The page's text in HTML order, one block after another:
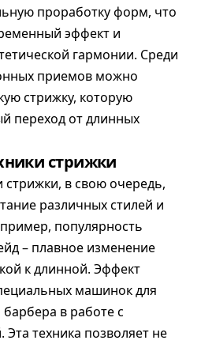
проработку форм, что
эффект и
гармонии. Среди
приемов можно
стрижку, которую
переход от длинных
стрижки
в свою очередь,
различных стилей и
популярность
– плавное изменение
к длинной. Эффект
машинок для
в работе с
Эта техника позволяет не